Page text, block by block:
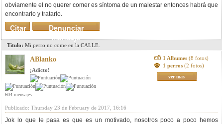
obviamente el no querer comer es síntoma de un malestar entonces habrá que
encontrarlo y tratarlo.
Denunciar
mensaje
Citar
Titulo: Mi perro no come en la CALLE.
ABlanko
¡Adicto!
604 mensajes
1 Albumes (8 fotos)
1 perros (2 fotos)
ver mas
Publicado: Thursday 23 de February de 2017, 16:16
Jok lo que le pasa es que es un motivado, nosotros poco a poco hemos